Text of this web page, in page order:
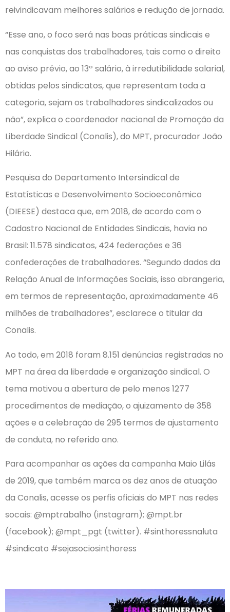
reivindicavam melhores salários e redução de jornada.
“Esse ano, o foco será nas boas práticas sindicais e
nas conquistas dos trabalhadores, tais como o direito
ao aviso prévio, ao 13º salário, à irredutibilidade salarial,
obtidas pelos sindicatos, que representam toda a
categoria, sejam os trabalhadores sindicalizados ou
não”, explica o coordenador nacional de Promoção da
Liberdade Sindical (Conalis), do MPT, procurador João
Hilário.
Pesquisa do Departamento Intersindical de
Estatísticas e Desenvolvimento Socioeconômico
(DIEESE) destaca que, em 2018, de acordo com o
Cadastro Nacional de Entidades Sindicais, havia no
Brasil: 11.578 sindicatos, 424 federações e 36
confederações de trabalhadores. “Segundo dados da
Relação Anual de Informações Sociais, isso abrangeria,
em termos de representação, aproximadamente 46
milhões de trabalhadores”, esclarece o titular da
Conalis.
Ao todo, em 2018 foram 8.151 denúncias registradas no
MPT na área da liberdade e organização sindical. O
tema motivou a abertura de pelo menos 1277
procedimentos de mediação, o ajuizamento de 358
ações e a celebração de 295 termos de ajustamento
de conduta, no referido ano.
Para acompanhar as ações da campanha Maio Lilás
de 2019, que também marca os dez anos de atuação
da Conalis, acesse os perfis oficiais do MPT nas redes
socais: @mptrabalho (instagram); @mpt.br
(facebook); @mpt_pgt (twitter). #sinthoressnaluta
#sindicato #sejasociosinthoress